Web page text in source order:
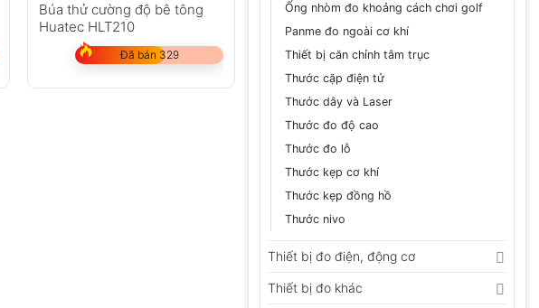
Ống nhòm đo khoảng cách chơi golf
Panme đo ngoài cơ khí
Thiết bị căn chỉnh tâm trục
Thước cặp điện tử
Thước dây và Laser
Thước đo độ cao
Thước đo lỗ
Thước kẹp cơ khí
Thước kẹp đồng hồ
Thước nivo
Thiết bị đo điện, động cơ
Thiết bị đo khác
Búa thử cường độ bê tông
Huatec HLT210
Đã bán 329